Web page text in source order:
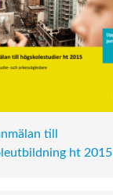
till
ht 2015